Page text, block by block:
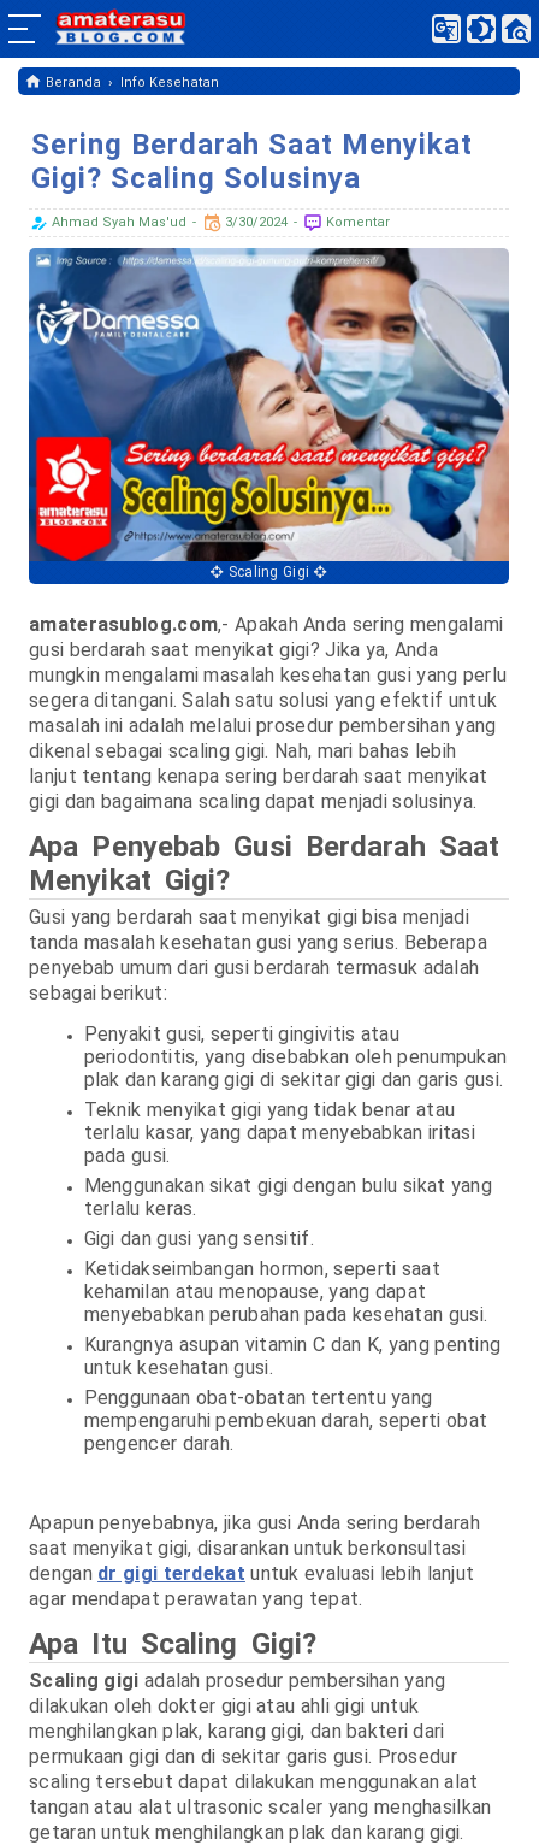
Beranda › Info Kesehatan
Sering Berdarah Saat Menyikat
Gigi? Scaling Solusinya
Ahmad Syah Mas'ud 3/30/2024 Komentar
Scaling Gigi
amaterasublog.com,- Apakah Anda sering mengalami
gusi berdarah saat menyikat gigi? Jika ya, Anda
mungkin mengalami masalah kesehatan gusi yang perlu
segera ditangani. Salah satu solusi yang efektif untuk
masalah ini adalah melalui prosedur pembersihan yang
dikenal sebagai scaling gigi. Nah, mari bahas lebih
lanjut tentang kenapa sering berdarah saat menyikat
gigi dan bagaimana scaling dapat menjadi solusinya.
Apa Penyebab Gusi Berdarah Saat
Menyikat Gigi?
Gusi yang berdarah saat menyikat gigi bisa menjadi
tanda masalah kesehatan gusi yang serius. Beberapa
penyebab umum dari gusi berdarah termasuk adalah
sebagai berikut:
Penyakit gusi, seperti gingivitis atau
periodontitis, yang disebabkan oleh penumpukan
plak dan karang gigi di sekitar gigi dan garis gusi.
Teknik menyikat gigi yang tidak benar atau
terlalu kasar, yang dapat menyebabkan iritasi
pada gusi.
Menggunakan sikat gigi dengan bulu sikat yang
terlalu keras.
Gigi dan gusi yang sensitif.
Ketidakseimbangan hormon, seperti saat
kehamilan atau menopause, yang dapat
menyebabkan perubahan pada kesehatan gusi.
Kurangnya asupan vitamin C dan K, yang penting
untuk kesehatan gusi.
Penggunaan obat-obatan tertentu yang
mempengaruhi pembekuan darah, seperti obat
pengencer darah.
Apapun penyebabnya, jika gusi Anda sering berdarah
saat menyikat gigi, disarankan untuk berkonsultasi
dengan dr gigi terdekat untuk evaluasi lebih lanjut
agar mendapat perawatan yang tepat.
Apa Itu Scaling Gigi?
Scaling gigi adalah prosedur pembersihan yang
dilakukan oleh dokter gigi atau ahli gigi untuk
menghilangkan plak, karang gigi, dan bakteri dari
permukaan gigi dan di sekitar garis gusi. Prosedur
scaling tersebut dapat dilakukan menggunakan alat
tangan atau alat ultrasonic scaler yang menghasilkan
getaran untuk menghilangkan plak dan karang gigi.